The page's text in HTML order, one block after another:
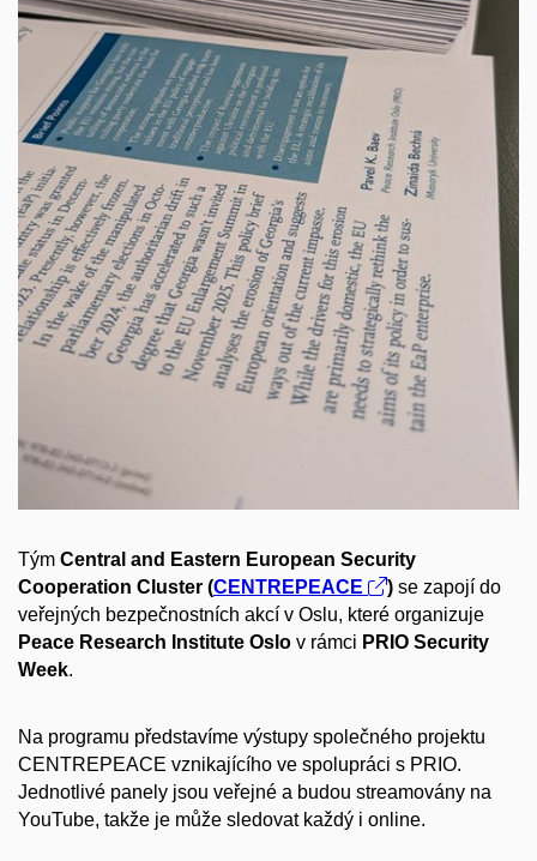
Tým Central and Eastern European Security
Cooperation Cluster (CENTREPEACE ) se zapojí do
veřejných bezpečnostních akcí v Oslu, které organizuje
Peace Research Institute Oslo v rámci PRIO Security
Week.
Na programu představíme výstupy společného projektu
CENTREPEACE vznikajícího ve spolupráci s PRIO.
Jednotlivé panely jsou veřejné a budou streamovány na
YouTube, takže je může sledovat každý i online.